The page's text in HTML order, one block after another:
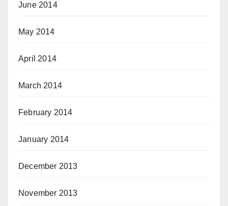
June 2014
May 2014
April 2014
March 2014
February 2014
January 2014
December 2013
November 2013